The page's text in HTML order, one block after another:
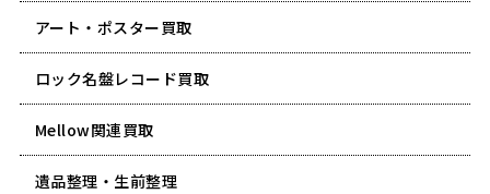
アート・ポスター買取
ロック名盤レコード買取
Mellow関連買取
遺品整理・生前整理